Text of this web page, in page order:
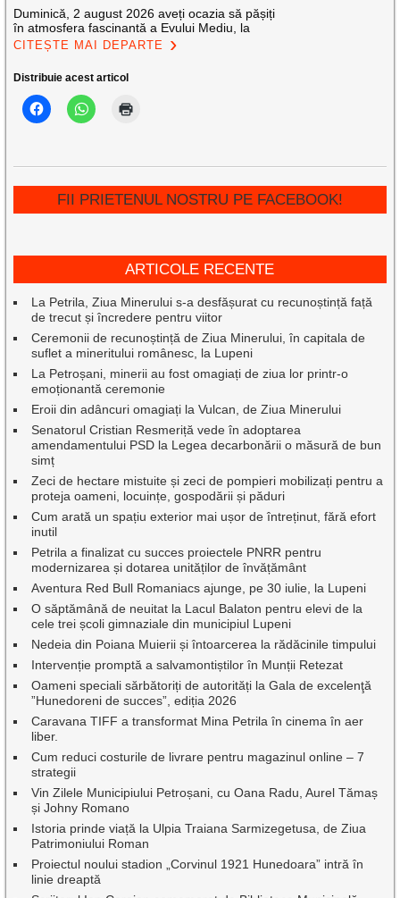
Duminică, 2 august 2026 aveți ocazia să pășiți
în atmosfera fascinantă a Evului Mediu, la
CITEȘTE MAI DEPARTE
Distribuie acest articol
FII PRIETENUL NOSTRU PE FACEBOOK!
ARTICOLE RECENTE
La Petrila, Ziua Minerului s-a desfășurat cu recunoștință față
de trecut și încredere pentru viitor
Ceremonii de recunoștință de Ziua Minerului, în capitala de
suflet a mineritului românesc, la Lupeni
La Petroșani, minerii au fost omagiați de ziua lor printr-o
emoționantă ceremonie
Eroii din adâncuri omagiați la Vulcan, de Ziua Minerului
Senatorul Cristian Resmeriță vede în adoptarea
amendamentului PSD la Legea decarbonării o măsură de bun
simț
Zeci de hectare mistuite și zeci de pompieri mobilizați pentru a
proteja oameni, locuințe, gospodării și păduri
Cum arată un spațiu exterior mai ușor de întreținut, fără efort
inutil
Petrila a finalizat cu succes proiectele PNRR pentru
modernizarea și dotarea unităților de învățământ
Aventura Red Bull Romaniacs ajunge, pe 30 iulie, la Lupeni
O săptămână de neuitat la Lacul Balaton pentru elevi de la
cele trei școli gimnaziale din municipiul Lupeni
Nedeia din Poiana Muierii și întoarcerea la rădăcinile timpului
Intervenție promptă a salvamontiștilor în Munții Retezat
Oameni speciali sărbătoriți de autorități la Gala de excelenţă
”Hunedoreni de succes”, ediția 2026
Caravana TIFF a transformat Mina Petrila în cinema în aer
liber.
Cum reduci costurile de livrare pentru magazinul online – 7
strategii
Vin Zilele Municipiului Petroșani, cu Oana Radu, Aurel Tămaș
și Johny Romano
Istoria prinde viață la Ulpia Traiana Sarmizegetusa, de Ziua
Patrimoniului Roman
Proiectul noului stadion „Corvinul 1921 Hunedoara” intră în
linie dreaptă